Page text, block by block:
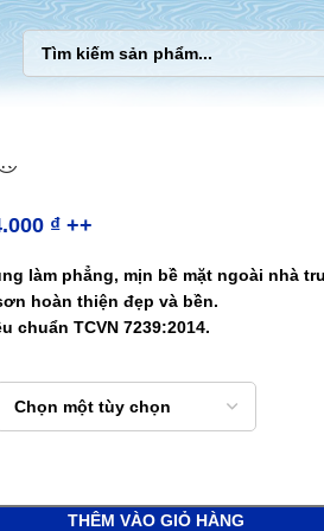
₫++
làm phẳng, mịn bề mặt ngoài nhà
hoàn thiện đẹp và bền.
chuẩn TCVN 7239:2014.
THÊM VÀO GIỎ HÀNG